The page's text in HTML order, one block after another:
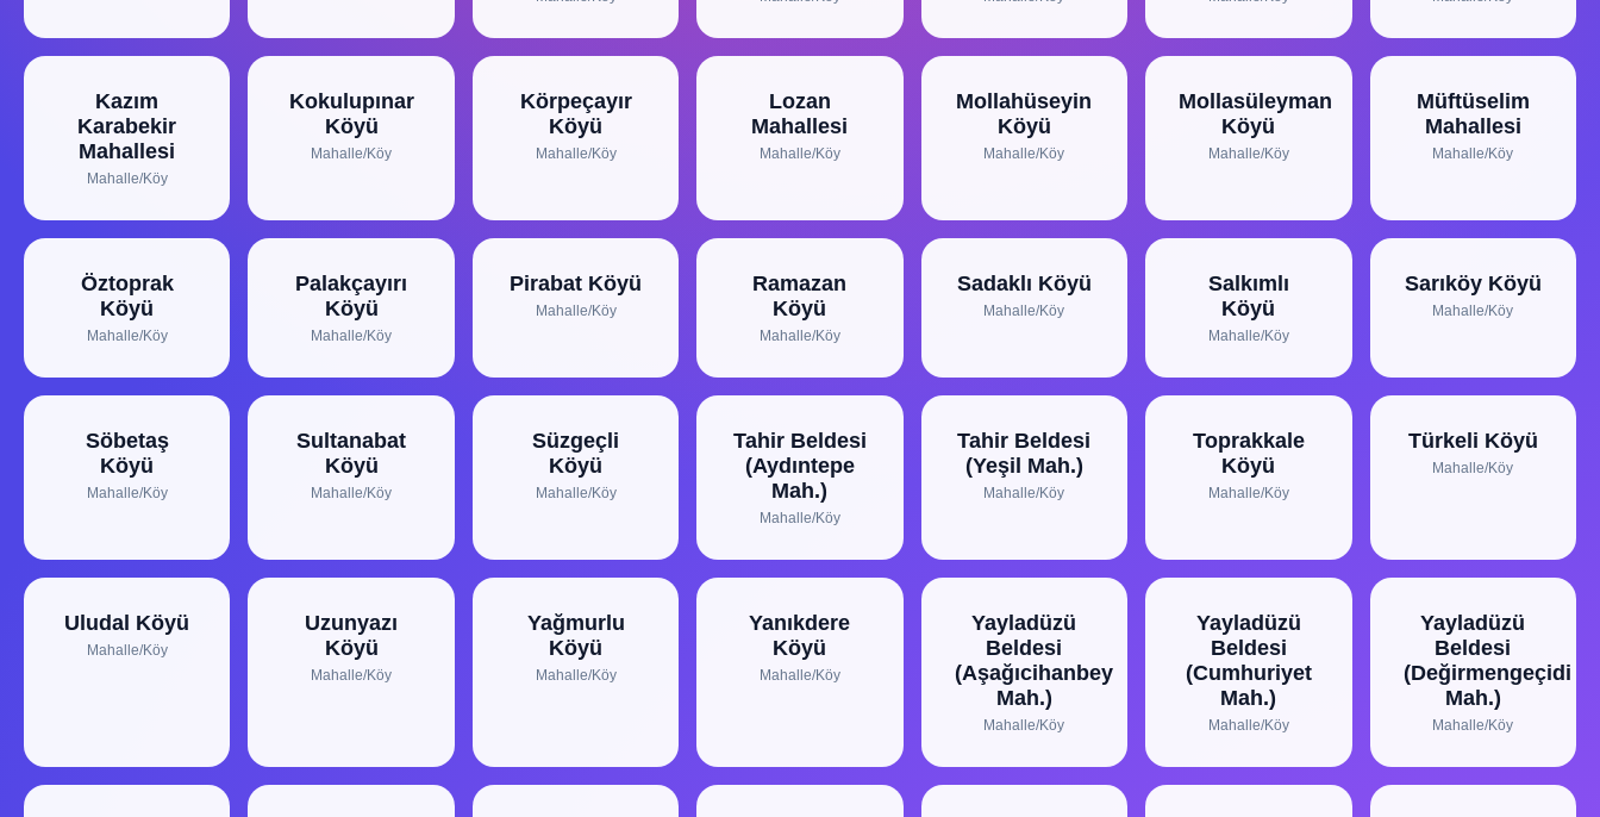
Kazım
Karabekir
Mahallesi
Mahalle/Köy
Kokulupınar
Köyü
Mahalle/Köy
Körpeçayır
Köyü
Mahalle/Köy
Lozan
Mahallesi
Mahalle/Köy
Mollahüseyin
Köyü
Mahalle/Köy
Mollasüleyman
Köyü
Mahalle/Köy
Müftüselim
Mahallesi
Mahalle/Köy
Öztoprak
Köyü
Mahalle/Köy
Palakçayırı
Köyü
Mahalle/Köy
Pirabat Köyü
Mahalle/Köy
Ramazan
Köyü
Mahalle/Köy
Sadaklı Köyü
Mahalle/Köy
Salkımlı
Köyü
Mahalle/Köy
Sarıköy Köyü
Mahalle/Köy
Söbetaş
Köyü
Mahalle/Köy
Sultanabat
Köyü
Mahalle/Köy
Süzgeçli
Köyü
Mahalle/Köy
Tahir Beldesi
(Aydıntepe
Mah.)
Mahalle/Köy
Tahir Beldesi
(Yeşil Mah.)
Mahalle/Köy
Toprakkale
Köyü
Mahalle/Köy
Türkeli Köyü
Mahalle/Köy
Uludal Köyü
Mahalle/Köy
Uzunyazı
Köyü
Mahalle/Köy
Yağmurlu
Köyü
Mahalle/Köy
Yanıkdere
Köyü
Mahalle/Köy
Yayladüzü
Beldesi
(Aşağıcihanbey
Mah.)
Mahalle/Köy
Yayladüzü
Beldesi
(Cumhuriyet
Mah.)
Mahalle/Köy
Yayladüzü
Beldesi
(Değirmengeçidi
Mah.)
Mahalle/Köy